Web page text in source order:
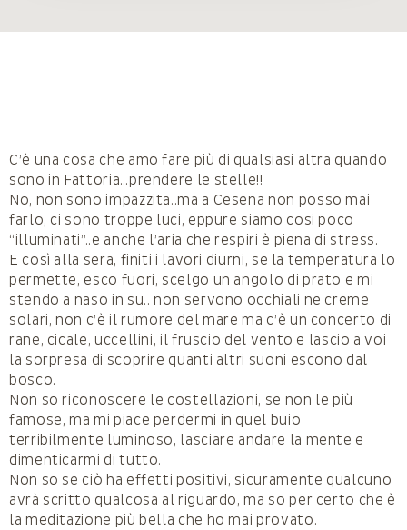
C’è una cosa che amo fare più di qualsiasi altra quando
sono in Fattoria…prendere le stelle!!
No, non sono impazzita..ma a Cesena non posso mai
farlo, ci sono troppe luci, eppure siamo cosi poco
“illuminati”..e anche l’aria che respiri è piena di stress.
E così alla sera, finiti i lavori diurni, se la temperatura lo
permette, esco fuori, scelgo un angolo di prato e mi
stendo a naso in su.. non servono occhiali ne creme
solari, non c’è il rumore del mare ma c’è un concerto di
rane, cicale, uccellini, il fruscio del vento e lascio a voi
la sorpresa di scoprire quanti altri suoni escono dal
bosco.
Non so riconoscere le costellazioni, se non le più
famose, ma mi piace perdermi in quel buio
terribilmente luminoso, lasciare andare la mente e
dimenticarmi di tutto.
Non so se ciò ha effetti positivi, sicuramente qualcuno
avrà scritto qualcosa al riguardo, ma so per certo che è
la meditazione più bella che ho mai provato.